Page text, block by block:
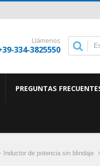
Llámenos
334-3825550
PREGUNTAS
Inductor de potencia sin blindaje